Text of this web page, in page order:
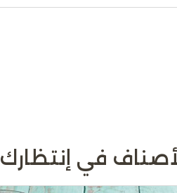
في إنتظارك